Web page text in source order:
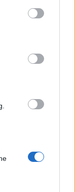
may click to
party tags to
below Google